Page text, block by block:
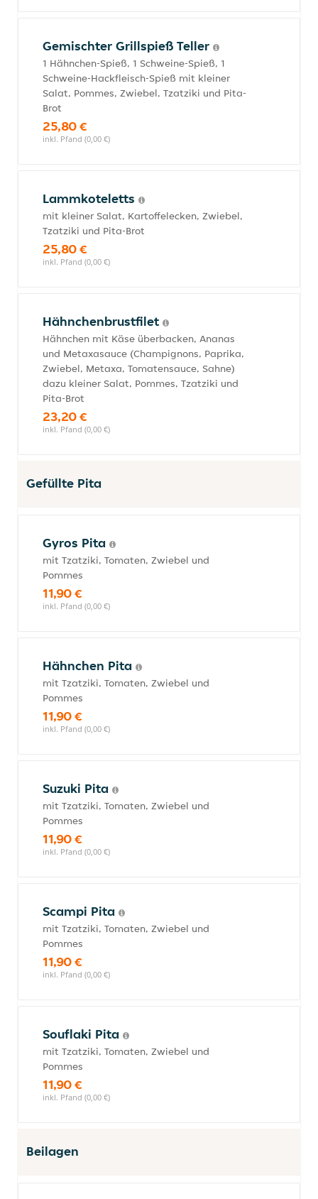
Gemischter Grillspieß Teller
1 Hähnchen-Spieß, 1 Schweine-Spieß, 1
Schweine-Hackfleisch-Spieß mit kleiner
Salat, Pommes, Zwiebel, Tzatziki und Pita-
Brot
25,80 €
inkl. Pfand (0,00 €)
Lammkoteletts
mit kleiner Salat, Kartoffelecken, Zwiebel,
Tzatziki und Pita-Brot
25,80 €
inkl. Pfand (0,00 €)
Hähnchenbrustfilet
Hähnchen mit Käse überbacken, Ananas
und Metaxasauce (Champignons, Paprika,
Zwiebel, Metaxa, Tomatensauce, Sahne)
dazu kleiner Salat, Pommes, Tzatziki und
Pita-Brot
23,20 €
inkl. Pfand (0,00 €)
Gefüllte Pita
Gyros Pita
mit Tzatziki, Tomaten, Zwiebel und
Pommes
11,90 €
inkl. Pfand (0,00 €)
Hähnchen Pita
mit Tzatziki, Tomaten, Zwiebel und
Pommes
11,90 €
inkl. Pfand (0,00 €)
Suzuki Pita
mit Tzatziki, Tomaten, Zwiebel und
Pommes
11,90 €
inkl. Pfand (0,00 €)
Scampi Pita
mit Tzatziki, Tomaten, Zwiebel und
Pommes
11,90 €
inkl. Pfand (0,00 €)
Souflaki Pita
mit Tzatziki, Tomaten, Zwiebel und
Pommes
11,90 €
inkl. Pfand (0,00 €)
Beilagen